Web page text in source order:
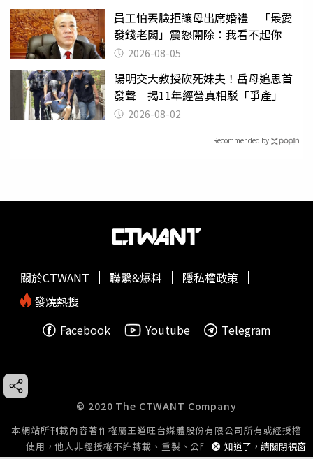
員工怕丟臉拒讓母出席婚禮 「最愛
發錢老闆」震怒開除：我看不起你
2026-08-05
陽明交大教授砍死妹夫！岳母追思首
發聲 揭11年經營真相駁「爭產」
2026-08-02
Recommended by
知道了，請關閉視窗
關於CTWANT 聯繫&爆料
隱私權政策
發燒熱搜
Facebook
Youtube Telegram
© 2020 The CTWANT Company
本網站所刊載內容著作權屬王道旺台媒體股份有限公司所有或經授權
使用，他人非經授權不許轉載、重製、公開播送或公開傳輸。